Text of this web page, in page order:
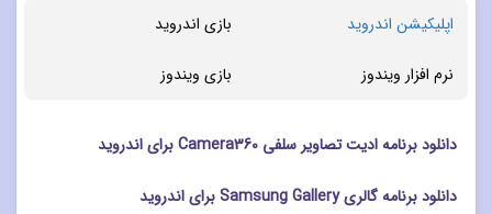
اپلیکیشن اندروید بازی اندروید
نرم افزار ویندوز بازی ویندوز
دانلود برنامه ادیت تصاویر سلفی Camera360 برای اندروید
دانلود برنامه گالری Samsung Gallery برای اندروید